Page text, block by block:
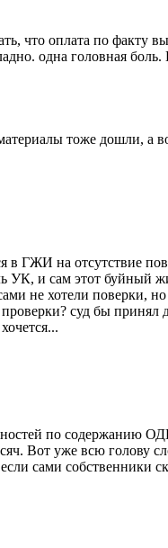
что оплата по факту
одна головная боль.
тоже дошли, а
в ГЖИ на
УК, и сам этот буйный
не хотели поверки, но
суд бы принял
по содержанию
Вот уже всю голову
сами собственники